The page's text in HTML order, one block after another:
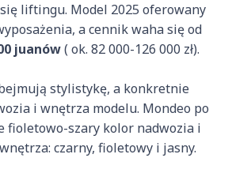
się liftingu. Model 2025 oferowany
a cennik waha się od
juanów( ok. 82 000-126 000 zł).
stylistykę, a konkretnie
i wnętrza modelu. Mondeo po
szary kolor nadwozia i
czarny, fioletowy i jasny.